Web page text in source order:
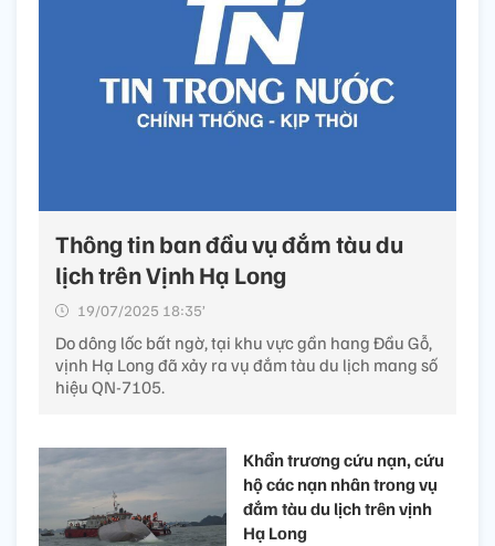
Thông tin ban đầu vụ đắm tàu du
lịch trên Vịnh Hạ Long
19/07/2025 18:35’
Do dông lốc bất ngờ, tại khu vực gần hang Đầu Gỗ,
vịnh Hạ Long đã xảy ra vụ đắm tàu du lịch mang số
hiệu QN-7105.
Khẩn trương cứu nạn, cứu
hộ các nạn nhân trong vụ
đắm tàu du lịch trên vịnh
Hạ Long